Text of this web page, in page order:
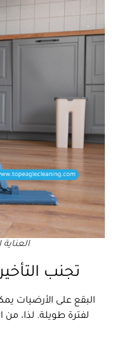
تجنب
البقع على الأرضيات
لفترة طويلة. لذا،